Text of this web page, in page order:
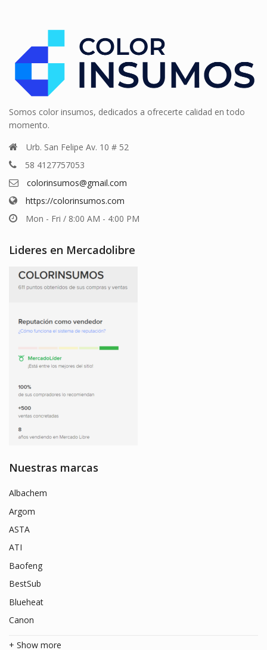
Somos color insumos, dedicados a ofrecerte calidad en todo
momento.
Urb. San Felipe Av. 10 # 52
58 4127757053
colorinsumos@gmail.com
https://colorinsumos.com
Mon - Fri / 8:00 AM - 4:00 PM
Lideres en Mercadolibre
Nuestras marcas
Albachem
Argom
ASTA
ATI
Baofeng
BestSub
Blueheat
Canon
+ Show more